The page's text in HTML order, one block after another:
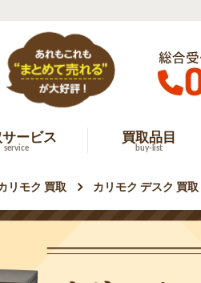
サービス
service
買取品目
buy-list
リモク 買取 カリモク デスク 買取